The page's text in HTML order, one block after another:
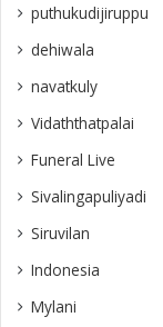
puthukudijiruppu
dehiwala
navatkuly
Vidaththatpalai
Funeral Live
Sivalingapuliyadi
Siruvilan
Indonesia
Mylani